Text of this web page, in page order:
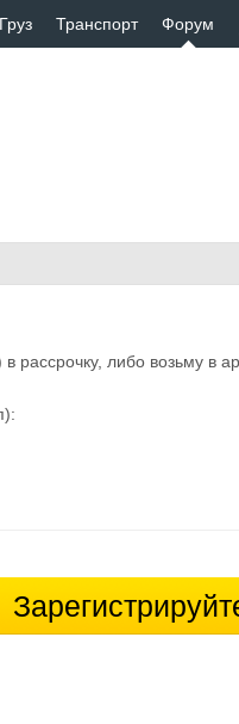
Груз Транспорт Форум
рассрочку, либо возьму в